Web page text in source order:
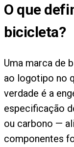
O que
bicicleta?
Uma marca de
ao logotipo no
verdade é a
especificação
ou carbono —
componentes